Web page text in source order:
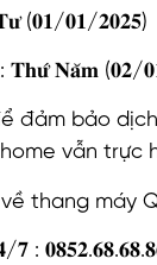
(𝟎𝟏/𝟎𝟏/𝟐𝟎𝟐𝟓)
𝐓𝐡𝐮̛́ 𝐍𝐚̆𝐦 (𝟎𝟐/
đảm bảo
vẫn trực
thang máy
𝟕 :